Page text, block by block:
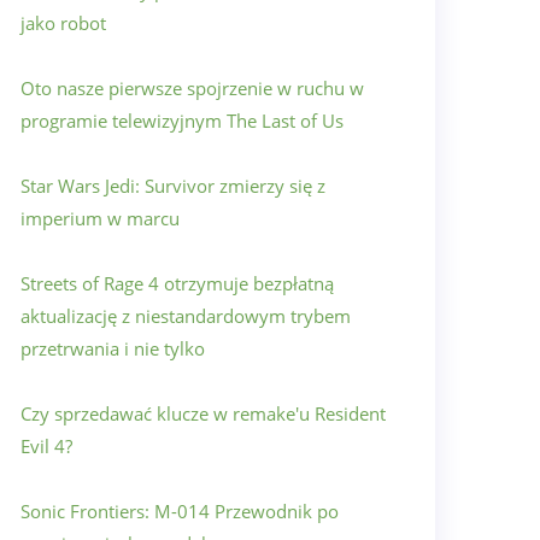
jako robot
Oto nasze pierwsze spojrzenie w ruchu w
programie telewizyjnym The Last of Us
Star Wars Jedi: Survivor zmierzy się z
imperium w marcu
Streets of Rage 4 otrzymuje bezpłatną
aktualizację z niestandardowym trybem
przetrwania i nie tylko
Czy sprzedawać klucze w remake'u Resident
Evil 4?
Sonic Frontiers: M-014 Przewodnik po